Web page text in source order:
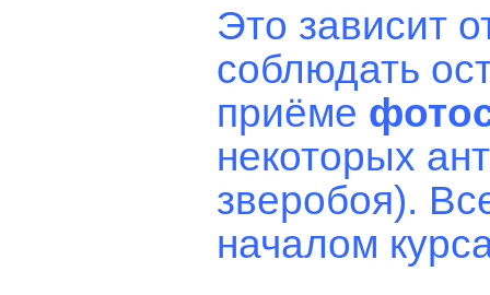
Это зависит
соблюдать
приёме
некоторых
зверобоя).
началом